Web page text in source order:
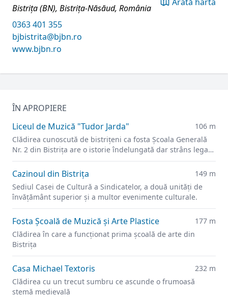
Bistrița (BN), Bistrița-Năsăud, România
0363 401 355
bjbistrita@bjbn.ro
www.bjbn.ro
ÎN APROPIERE
Liceul de Muzică "Tudor Jarda"
106 m
Clădirea cunoscută de bistrițeni ca fosta Şcoala Generală
Nr. 2 din Bistrița are o istorie îndelungată dar strâns legată
de învățământul orașului.
Cazinoul din Bistrița
149 m
Sediul Casei de Cultură a Sindicatelor, a două unități de
învățământ superior și a multor evenimente culturale.
Fosta Școală de Muzică şi Arte Plastice
177 m
Clădirea în care a funcționat prima școală de arte din
Bistrița
Casa Michael Textoris
232 m
Clădirea cu un trecut sumbru ce ascunde o frumoasă
stemă medievală